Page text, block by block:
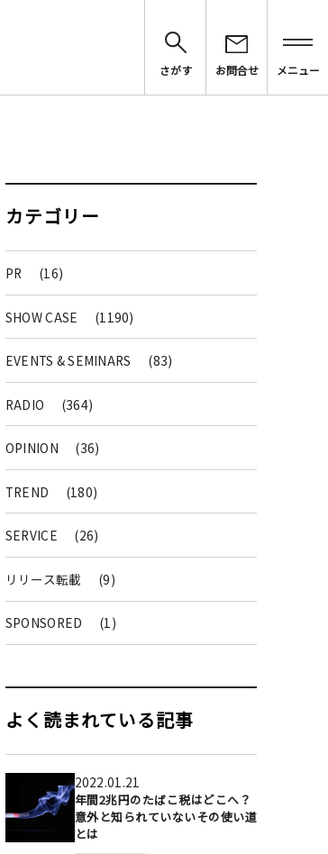
さがす
お問合せ メニュー
カテゴリー
PR (16)
SHOW CASE (1190)
EVENTS & SEMINARS (83)
RADIO (364)
OPINION (36)
TREND (180)
SERVICE (26)
リリース転載 (9)
SPONSORED (1)
よく読まれている記事
2022.01.21
年間2兆円のたばこ税はどこへ？
意外と知られていないその使い道
とは